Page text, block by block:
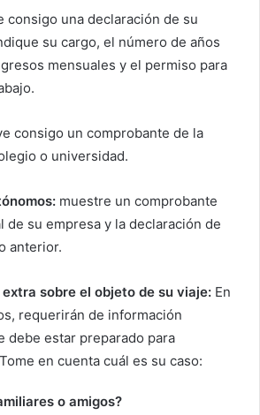
consigo una declaración de su
su cargo, el número de años
mensuales y el permiso para
consigo un comprobante de la
o universidad.
muestre un comprobante
su empresa y la declaración de
anterior.
sobre el objeto de su viaje: En
requerirán de información
debe estar preparado para
en cuenta cuál es su caso:
o amigos?